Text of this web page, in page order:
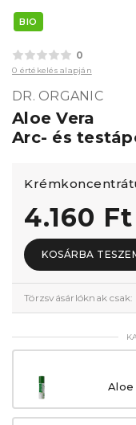
BIO
0
0 értékelés alapján
DR. ORGANIC
Aloe Vera
Arc- és
4.160 Ft
KOSÁRBA
Törzsvásárlóknak csak:
Aloe